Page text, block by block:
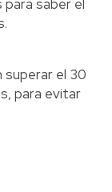
saber el
el 30
para evitar